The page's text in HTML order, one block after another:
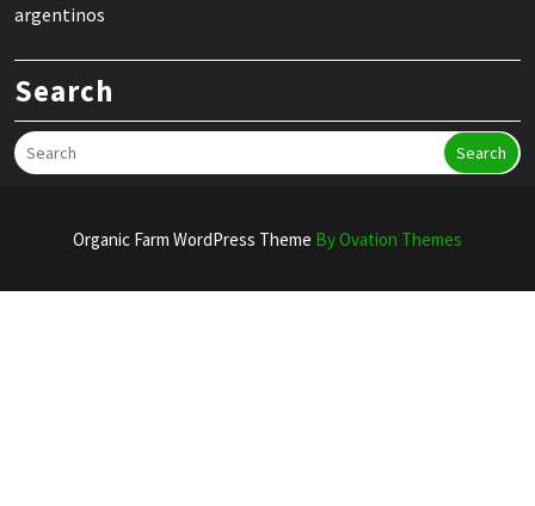
argentinos
Search
Search
Organic Farm WordPress Theme By Ovation Themes